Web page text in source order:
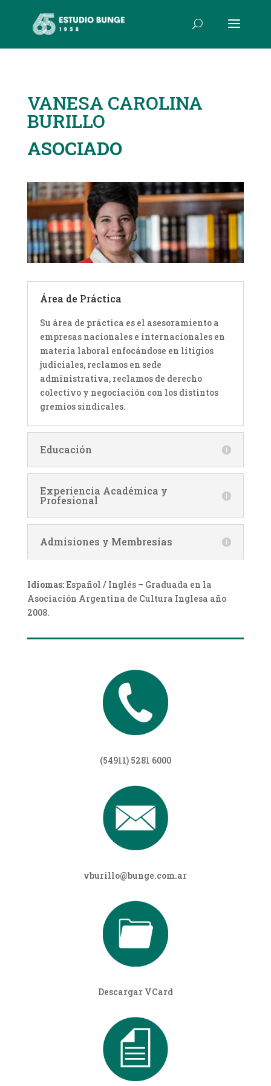
VANESA CAROLINA
BURILLO
ASOCIADO
Área de Práctica
Su área de práctica es el asesoramiento a
empresas nacionales e internacionales en
materia laboral enfocándose en litigios
judiciales, reclamos en sede
administrativa, reclamos de derecho
colectivo y negociación con los distintos
gremios sindicales.
Educación
Experiencia Académica y
Profesional
Admisiones y Membresías
Idiomas:Español / Inglés – Graduada en la
Asociación Argentina de Cultura Inglesa año
2008.
(54911) 5281 6000
vburillo@bunge.com.ar
Descargar VCard